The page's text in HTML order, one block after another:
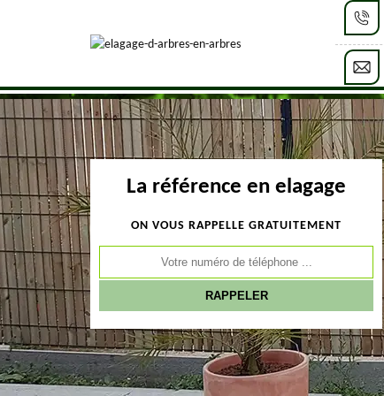
La référence en elagage
ON VOUS RAPPELLE GRATUITEMENT